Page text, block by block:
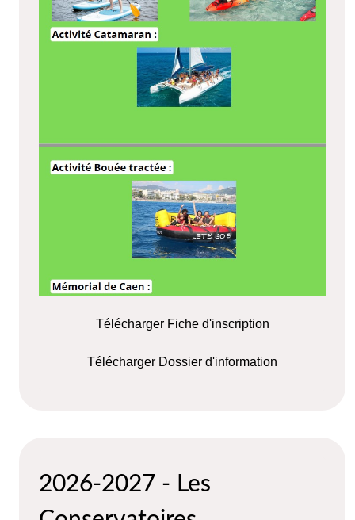
Télécharger Fiche d'inscription
Télécharger Dossier d'information
2026-2027 - Les